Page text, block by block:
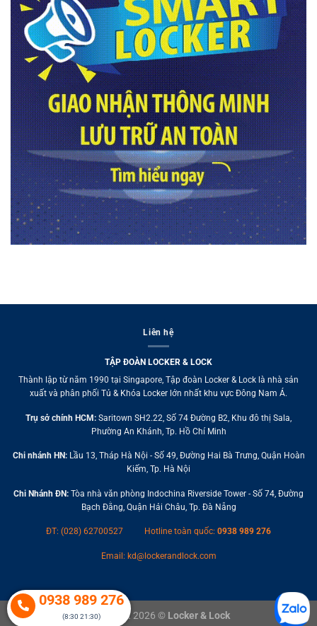
Liên hệ
TẬP ĐOÀN LOCKER & LOCK
Thành lập từ năm 1990 tại Singapore, Tập đoàn Locker & Lock là nhà sản
xuất và phân phối Tủ & Khóa Locker lớn nhất khu vực Đông Nam Á.
Trụ sở chính HCM: Saritown SH2.22, Số 74 Đường B2, Khu đô thị Sala,
Phường An Khánh, Tp. Hồ Chí Minh
Chi nhánh HN:Lầu 13, Tháp Hà Nội - Số 49, Đường Hai Bà Trưng, Quận Hoàn
Kiếm, Tp. Hà Nội
Chi Nhánh ĐN: Tòa nhà văn phòng Indochina Riverside Tower - Số 74, Đường
Bạch Đằng, Quận Hải Châu, Tp. Đà Nẵng
ĐT: (028) 62700527 Hotline toàn quốc: 0938 989 276
Email: kd@lockerandlock.com
Copyright 2026 © Locker & Lock
0938 989 276
(8:30 21:30)